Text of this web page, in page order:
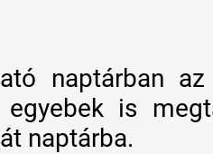
naptárban
is
naptárba.